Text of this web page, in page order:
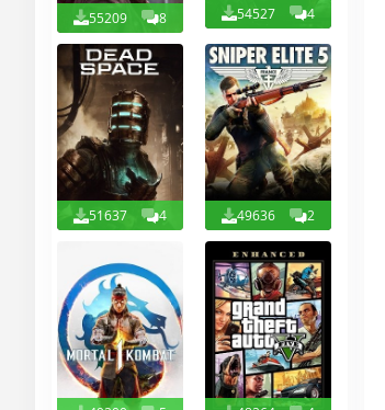
55209 8 54527 4
51637 4 49636 2